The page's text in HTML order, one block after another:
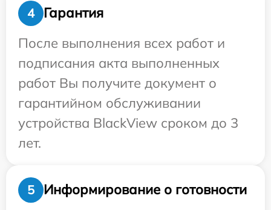
4
Гарантия
После выполнения всех работ и
подписания акта выполненных
работ Вы получите документ о
гарантийном обслуживании
устройства BlackView сроком до 3
лет.
5
Информирование о готовности